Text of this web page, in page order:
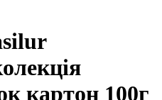
картон 100г